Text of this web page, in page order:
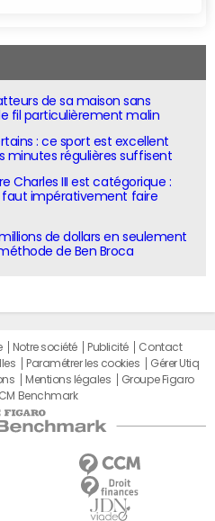
de sa maison sans
fil particulièrement malin
: ce sport est excellent
minutes régulières suffisent
Charles III est catégorique :
faut impérativement faire
de dollars en seulement
de Ben Broca
Notre société Publicité
Contact
Paramétrer les cookies
Gérer Utiq
Mentions légales
Groupe Figaro
Benchmark